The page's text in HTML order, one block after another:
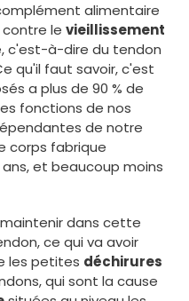
alimentaire
le vieillissement
c'est-à-dire du tendon
qu'il faut savoir, c'est
a plus de 90 % de
fonctions de nos
de notre
corps fabrique
et beaucoup moins
dans cette
ce qui va avoir
les petites déchirures
qui sont la cause